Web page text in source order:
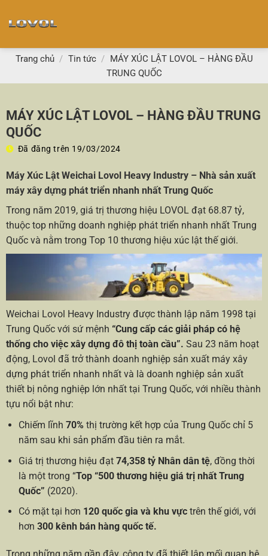
đến
dung
Trang chủ / Tin tức / MÁY XÚC LẬT LOVOL – HÀNG ĐẦU
TRUNG QUỐC
MÁY XÚC LẬT LOVOL – HÀNG ĐẦU TRUNG
QUỐC
Đã đăng trên 19/03/2024
Máy Xúc Lật Weichai Lovol Heavy Industry – Nhà sản xuất
máy xây dựng phát triển nhanh nhất Trung Quốc
Trong năm 2019, giá trị thương hiệu LOVOL đạt 68.87 tỷ,
thuộc top những doanh nghiệp phát triển nhanh nhất Trung
Quốc và nằm trong Top 10 thương hiệu xúc lật thế giới.
Weichai Lovol Heavy Industry được thành lập năm 1998 tại
Trung Quốc với sứ mệnh “Cung cấp các giải pháp có hệ
thống cho việc xây dựng đô thị toàn cầu”. Sau 23 năm hoạt
động, Lovol đã trở thành doanh nghiệp sản xuất máy xây
dựng phát triển nhanh nhất và là doanh nghiệp sản xuất
thiết bị nông nghiệp lớn nhất tại Trung Quốc, với nhiều thành
tựu nổi bật như:
Chiếm lĩnh 70% thị trường kết hợp của Trung Quốc chỉ 5
năm sau khi sản phẩm đầu tiên ra mắt.
Giá trị thương hiệu đạt 74,358 tỷ Nhân dân tệ, đồng thời
là một trong “Top “500 thương hiệu giá trị nhất Trung
Quốc” (2020).
Có mặt tại hơn 120 quốc gia và khu vực trên thế giới, với
hơn 300 kênh bán hàng quốc tế.